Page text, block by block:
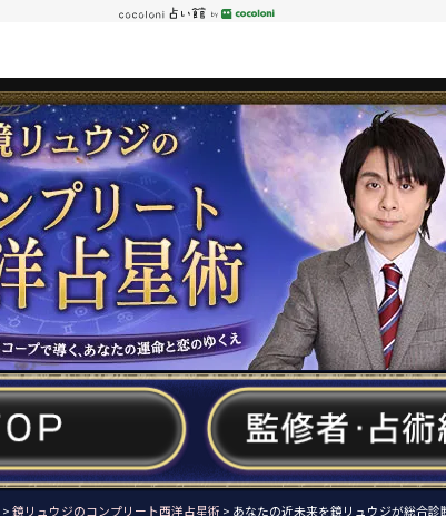
>鏡リュウジのコンプリート西洋占星術 > あなたの近未来を鏡リュウジが総合診